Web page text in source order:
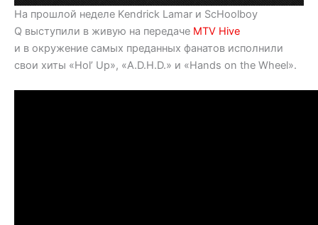
На прошлой неделе Kendrick Lamar и ScHoolboy
Q выступили в живую на передаче MTV Hive
и в окружение самых преданных фанатов исполнили
свои хиты «Hol’ Up», «A.D.H.D.» и «Hands on the Wheel».